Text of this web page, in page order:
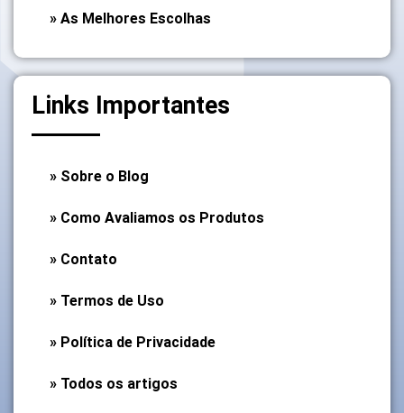
» As Melhores Escolhas
Links Importantes
» Sobre o Blog
» Como Avaliamos os Produtos
» Contato
» Termos de Uso
» Política de Privacidade
» Todos os artigos